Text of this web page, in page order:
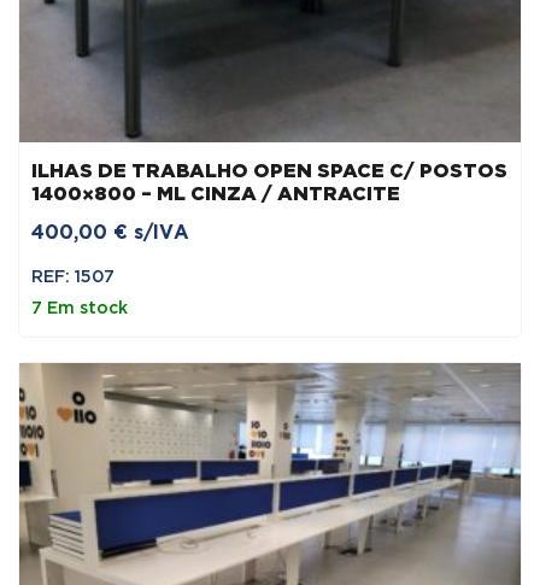
ILHAS DE TRABALHO OPEN SPACE C/ POSTOS
1400×800 – ML CINZA / ANTRACITE
400,00 € s/IVA
REF: 1507
7 Em stock